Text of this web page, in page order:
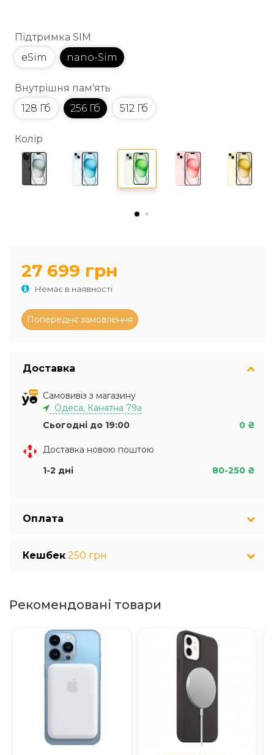
Підтримка SIM
eSim
nano-Sim
Внутрішня пам'ять
128 Гб
256 Гб 512 Гб
Колір
27 699 грн
Немає в наявності
Доставка
Самовивіз з магазину
Одеса, Канатна 79а
Сьогодні до 19:00
0 ₴
Доставка новою поштою
1-2 дні
80-250 ₴
Оплата
Кешбек 250 грн
Рекомендовані товари